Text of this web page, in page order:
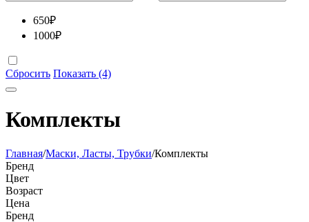
650₽
1000₽
Сбросить Показать (4)
Комплекты
Главная/Маски, Ласты, Трубки/Комплекты
Бренд
Цвет
Возраст
Цена
Бренд